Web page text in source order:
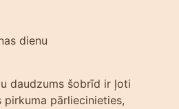
dienu
daudzums šobrīd ir ļoti
pārliecinieties,